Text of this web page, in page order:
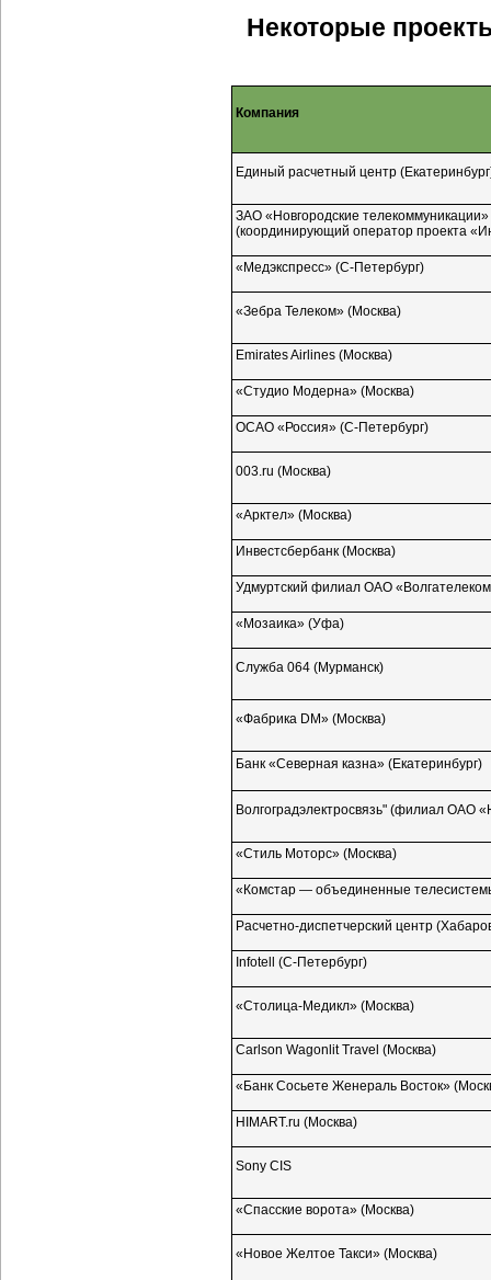
Некоторые
Компания
Единый расчетный центр
ЗАО «Новгородские телекоммуникации»
(координирующий оператор проекта
«Медэкспресс» (С-Петербург)
«Зебра Телеком» (Москва)
Emirates Airlines (Москва)
«Студио Модерна» (Москва)
ОСАО «Россия» (С-Петербург)
003.ru (Москва)
«Арктел» (Москва)
Инвестсбербанк (Москва)
Удмуртский филиал ОАО
«Мозаика» (Уфа)
Служба 064 (Мурманск)
«Фабрика DM» (Москва)
Банк «Северная казна» (Екатеринбург)
Волгоградэлектросвязь" (филиал ОАО
«Стиль Моторс» (Москва)
«Комстар — объединенные
Расчетно-диспетчерский центр
Infotell (С-Петербург)
«Столица-Медикл» (Москва)
Carlson Wagonlit Travel (Москва)
«Банк Сосьете Женераль Восток»
HIMART.ru (Москва)
Sony CIS
«Спасские ворота» (Москва)
«Новое Желтое Такси» (Москва)